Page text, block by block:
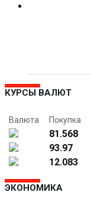
КУРСЫ ВАЛЮТ
Валюта Покупка
81.568
93.97
12.083
ЭКОНОМИКА